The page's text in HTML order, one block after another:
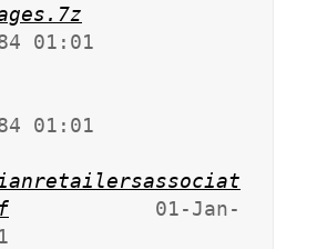
01:01
01:01
            01-Jan-